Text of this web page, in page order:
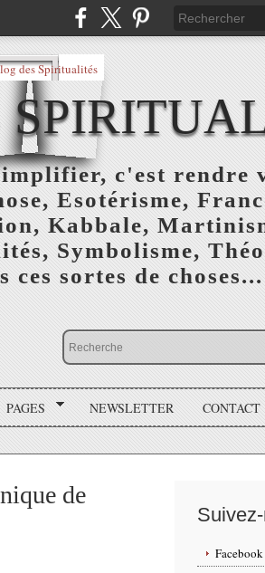
c'est rendre
Esotérisme,
Kabbale,
Symbolisme,
ces sortes de choses...
PAGES NEWSLETTER CONTACT
de
Facebook